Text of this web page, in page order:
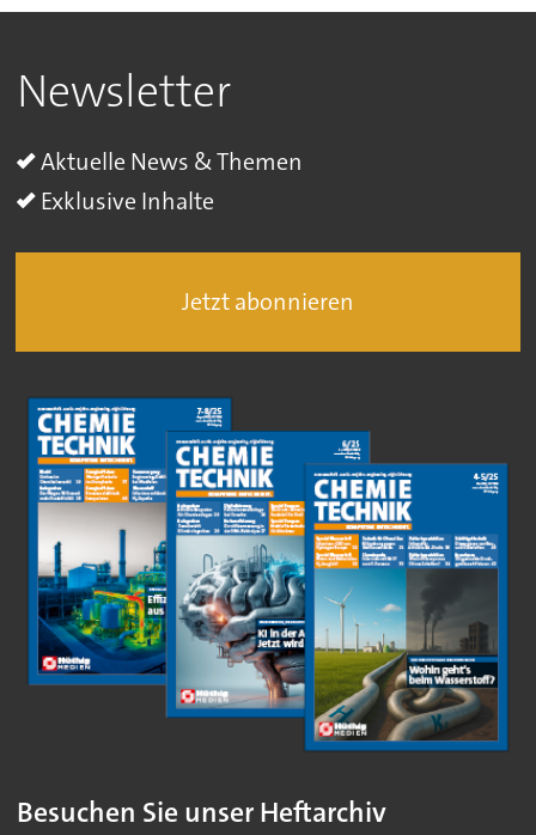
Newsletter
Aktuelle News & Themen
Exklusive Inhalte
Jetzt abonnieren
Besuchen Sie unser Heftarchiv